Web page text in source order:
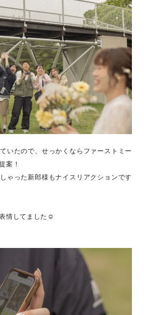
いたので、せっかくならファーストミー
案！
ゃった新郎様もナイスリアクションです
情してました☺︎